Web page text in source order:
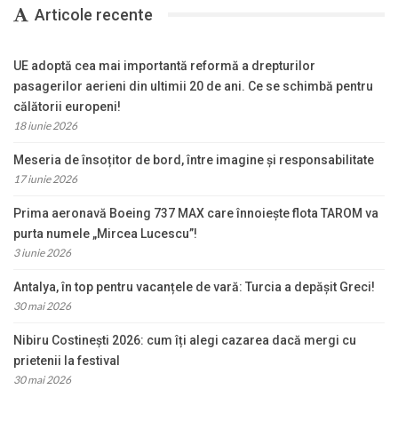
Articole recente
UE adoptă cea mai importantă reformă a drepturilor
pasagerilor aerieni din ultimii 20 de ani. Ce se schimbă pentru
călătorii europeni!
18 iunie 2026
Meseria de însoțitor de bord, între imagine și responsabilitate
17 iunie 2026
Prima aeronavă Boeing 737 MAX care înnoiește flota TAROM va
purta numele „Mircea Lucescu”!
3 iunie 2026
Antalya, în top pentru vacanțele de vară: Turcia a depășit Greci!
30 mai 2026
Nibiru Costinești 2026: cum îți alegi cazarea dacă mergi cu
prietenii la festival
30 mai 2026